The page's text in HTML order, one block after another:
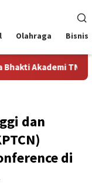
Olahraga Bisnis
TNI 2026
dan
di